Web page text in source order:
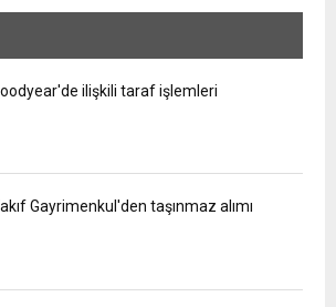
ilişkili taraf işlemleri
Gayrimenkul'den taşınmaz alımı